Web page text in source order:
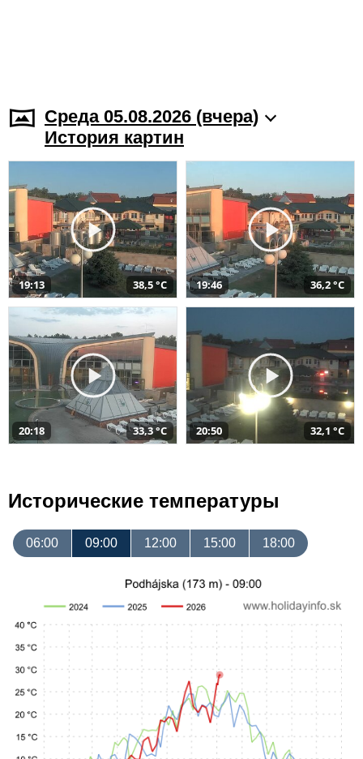
Среда 05.08.2026 (вчера)
История картин
19:13 38,5 °C 19:46 36,2 °C
20:18 33,3 °C 20:50 32,1 °C
Исторические температуры
06:00 09:00 12:00 15:00 18:00